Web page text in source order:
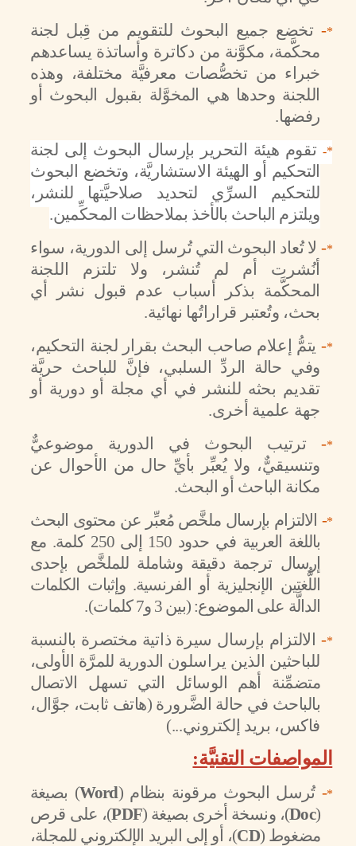
*
- تخضع جميع البحوث للتقويم من قِبل لجنة
محكَّمة، مكوَّنة من دكاترة وأساتذة يساعدهم
خبراء من تخصُّصات معرفيَّة مختلفة، وهذه
اللجنة وحدها هي المخوَّلة بقبول البحوث أو
رفضها.
*- تقوم هيئة التحرير بإرسال البحوث إلى لجنة
التحكيم أو الهيئة الاستشاريَّة، وتخضع البحوث
للتحكيم السرِّي لتحديد صلاحيَّتها للنشر،
ويلتزم الباحث بالأخذ بملاحظات المحكِّمين.
*
- لا تُعاد البحوث التي تُرسل إلى الدورية، سواء
أنُشرت أم لم تُنشر، ولا تلتزم اللجنة
المحكَّمة بذكر أسباب عدم قبول نشر أي
بحث، وتُعتبر قراراتُها نهائية.
*
- يتمُّ إعلام صاحب البحث بقرار لجنة التحكيم،
وفي حالة الردِّ السلبي، فإنَّ للباحث حريَّة
تقديم بحثه للنشر في أي مجلة أو دورية أو
جهة علمية أخرى.
*
- ترتيب البحوث في الدورية موضوعيٌّ
وتنسيقيٌّ، ولا يُعبِّر بأيِّ حال من الأحوال عن
مكانة الباحث أو البحث.
*
- الالتزام بإرسال ملخَّص مُعبِّر عن محتوى البحث
باللغة العربية في حدود 150 إلى 250 كلمة. مع
إرسال ترجمة دقيقة وشاملة للملخَّص بإحدى
اللُّغتين الإنجليزية أو الفرنسية. وإثبات الكلمات
الدالَّة على الموضوع: (بين 3 و7 كلمات).
*
- الالتزام بإرسال سيرة ذاتية مختصرة بالنسبة
للباحثين الذين يراسلون الدورية للمرَّة الأولى،
متضمِّنة أهم الوسائل التي تسهل الاتصال
بالباحث في حالة الضَّرورة (هاتف ثابت، جوَّال،
فاكس، بريد إلكتروني...)
المواصفات التقنيَّة:
*
- تُرسل البحوث مرقونة بنظام (Word) بصيغة
(
Doc)، ونسخة أخرى بصيغة (PDF)، على قرص
مضغوط (CD)، أو إلى البريد الإلكتروني للمجلة،